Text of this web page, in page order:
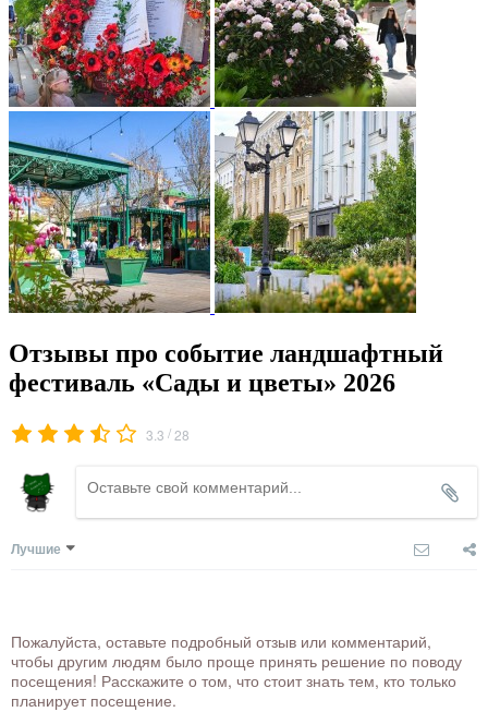
Отзывы про событие ландшафтный
фестиваль «Сады и цветы» 2026
3.3 /28
Лучшие
Пожалуйста, оставьте подробный отзыв или комментарий,
чтобы другим людям было проще принять решение по поводу
посещения! Расскажите о том, что стоит знать тем, кто только
планирует посещение.